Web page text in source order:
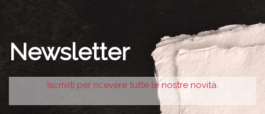
Newsletter
Iscriviti per ricevere tutte le nostre novità.